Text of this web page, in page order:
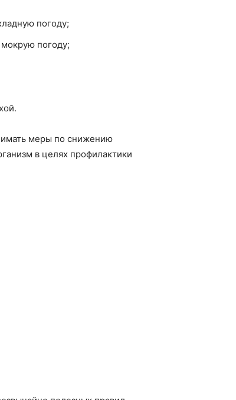
погоду;
погоду;
меры по снижению
в целях профилактики